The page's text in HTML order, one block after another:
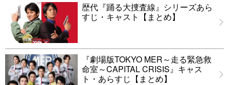
歴代『踊る大捜査線』シリーズあら
すじ・キャスト【まとめ】
『劇場版TOKYO MER～走る緊急救
命室～CAPITAL CRISIS』キャス
ト・あらすじ【まとめ】